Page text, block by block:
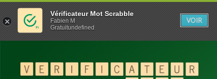
Vérificateur Mot Scrabble
Fabien M
Gratuitundefined
VOIR